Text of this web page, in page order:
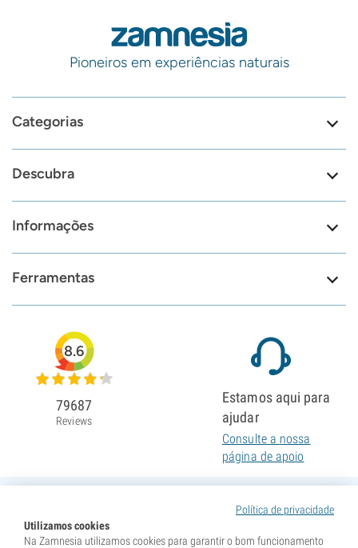
Pioneiros em experiências naturais
Categorias
Descubra
Informações
Ferramentas
Política de privacidade
Utilizamos cookies
Na Zamnesia utilizamos cookies para garantir o bom funcionamento
8.6
79687
Reviews
Estamos aqui para
ajudar
Consulte a nossa
página de apoio